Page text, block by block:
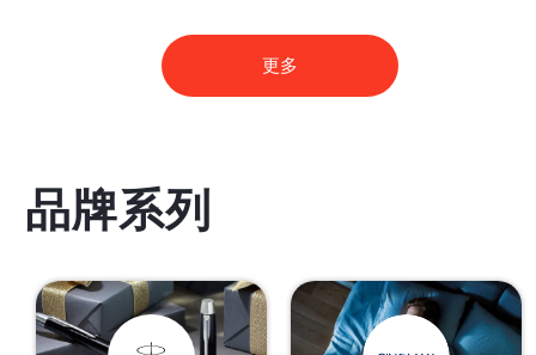
更多
品牌系列